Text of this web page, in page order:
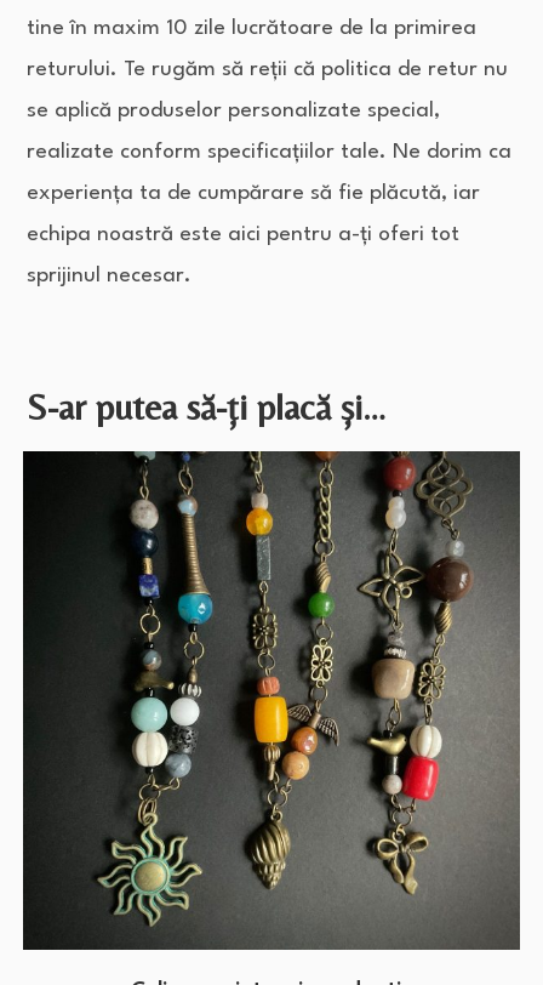
tine în maxim 10 zile lucrătoare de la primirea
returului. Te rugăm să reții că politica de retur nu
se aplică produselor personalizate special,
realizate conform specificațiilor tale. Ne dorim ca
experiența ta de cumpărare să fie plăcută, iar
echipa noastră este aici pentru a-ți oferi tot
sprijinul necesar.
S-ar putea să-ți placă și…